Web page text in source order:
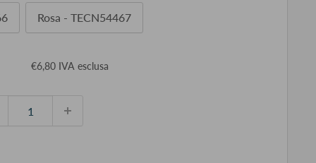
Rosa - TECN54467
€6,80 IVA esclusa